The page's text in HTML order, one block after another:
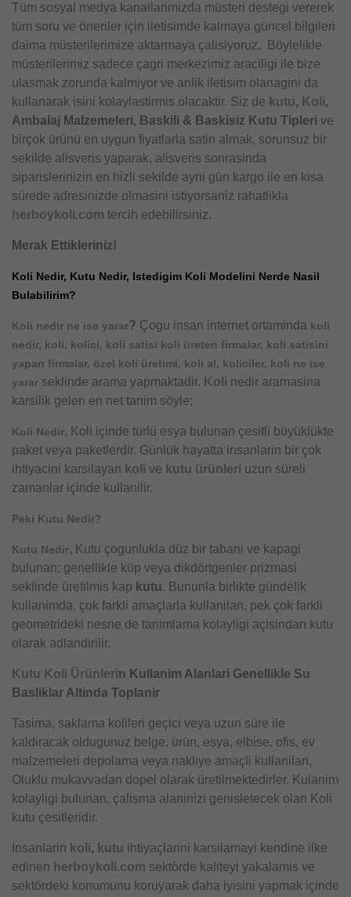
Tüm sosyal medya kanallarimizda müsteri destegi vererek
tüm soru ve öneriler için iletisimde kalmaya güncel bilgileri
daima müsterilerimize aktarmaya çalisiyoruz. Böylelikle
müsterilerimiz sadece çagri merkezimiz araciligi ile bize
ulasmak zorunda kalmiyor ve anlik iletisim olanagini da
kullanarak isini kolaylastirmis olacaktir. Siz de kutu, Koli,
Ambalaj Malzemeleri, Baskili & Baskisiz Kutu Tipleri ve
birçok ürünü en uygun fiyatlarla satin almak, sorunsuz bir
sekilde alisveris yaparak, alisveris sonrasinda
siparislerinizin en hizli sekilde ayni gün kargo ile en kisa
sürede adresinizde olmasini istiyorsaniz rahatlikla
herboykoli.com tercih edebilirsiniz.
Merak Ettikleriniz!
Koli Nedir, Kutu Nedir, Istedigim Koli Modelini Nerde Nasil
Bulabilirim?
Koli nedir ne ise yarar? Çogu insan internet ortaminda koli
nedir, koli, kolici, koli satisi koli üreten firmalar, koli satisini
yapan firmalar, özel koli üretimi, koli al, koliciler, koli ne ise
yarar seklinde arama yapmaktadir. Koli nedir aramasina
karsilik gelen en net tanim söyle;
Koli Nedir, Koli içinde türlü esya bulunan çesitli büyüklükte
paket veya paketlerdir. Günlük hayatta insanlarin bir çok
ihtiyacini karsilayan koli ve kutu ürünleri uzun süreli
zamanlar içinde kullanilir.
Peki Kutu Nedir?
Kutu Nedir, Kutu çogunlukla düz bir tabani ve kapagi
bulunan; genellikle küp veya dikdörtgenler prizmasi
seklinde üretilmis kap kutu. Bununla birlikte gündelik
kullanimda, çok farkli amaçlarla kullanilan, pek çok farkli
geometrideki nesne de tanimlama kolayligi açisindan kutu
olarak adlandirilir.
Kutu Koli Ürünlerin Kullanim Alanlari Genellikle Su
Basliklar Altinda Toplanir
Tasima, saklama kolileri geçici veya uzun süre ile
kaldiracak oldugunuz belge, ürün, esya, elbise, ofis, ev
malzemeleri depolama veya nakliye amaçli kullanilan,
Oluklu mukavvadan dopel olarak üretilmektedirler. Kulanim
kolayligi bulunan, çalisma alaninizi genisletecek olan Koli
kutu çesitleridir.
Insanlarin koli, kutu ihtiyaçlarini karsilamayi kendine ilke
edinen herboykoli.com sektörde kaliteyi yakalamis ve
sektördeki konumunu koruyarak daha iyisini yapmak içinde